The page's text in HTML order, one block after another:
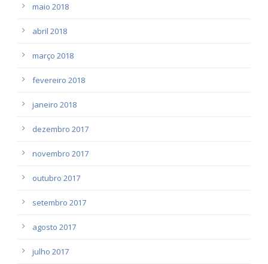
maio 2018
abril 2018
março 2018
fevereiro 2018
janeiro 2018
dezembro 2017
novembro 2017
outubro 2017
setembro 2017
agosto 2017
julho 2017